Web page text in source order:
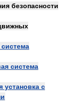
безопасности
система
установка с